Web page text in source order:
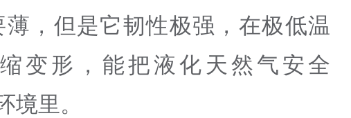
，但是它韧性极强，在极低温
变形，能把液化天然气安全
境里。